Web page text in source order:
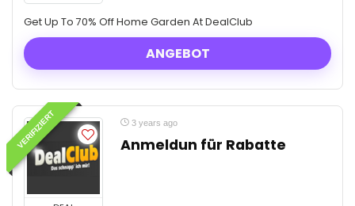
Get Up To 70% Off Home Garden At DealClub
ANGEBOT
VERIFIZIERT 3 years ago
Anmeldun für Rabatte